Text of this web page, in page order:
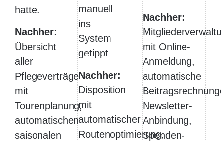
hatte.
Nachher:
Übersicht
aller
Pflegeverträge
mit
Tourenplanung,
automatischen
saisonalen
manuell
ins
System
getippt.
Nachher:
Disposition
mit
automatischer
Routenoptimierung,
Nachher:
mit Online-
Anmeldung,
automatische
Newsletter-
Anbindung,
Spenden-